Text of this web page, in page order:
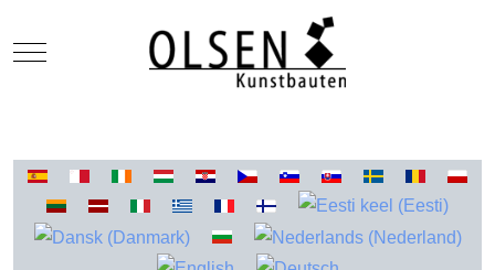
Mobile Menu Toggle
Escolha o seu idioma